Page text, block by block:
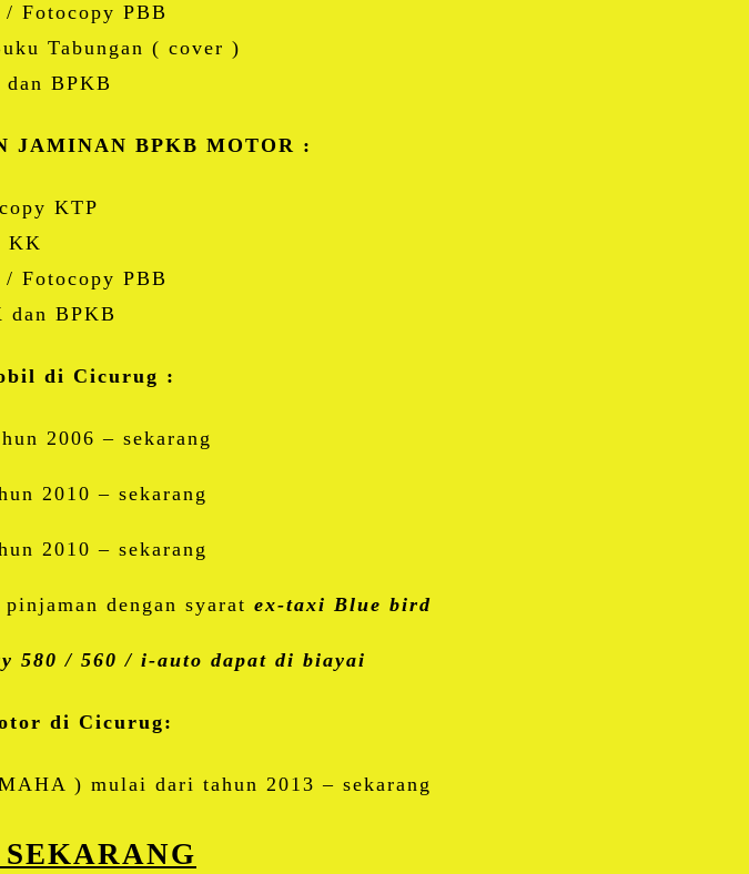
Fotocopy PBB
Tabungan ( cover )
dan BPKB
JAMINAN BPKB MOTOR :
KTP
KK
Fotocopy PBB
dan BPKB
di Cicurug :
2006 – sekarang
2010 – sekarang
2010 – sekarang
dengan syarat ex-taxi Blue bird
580 / 560 / i-auto dapat di biayai
di Cicurug:
) mulai dari tahun 2013 – sekarang